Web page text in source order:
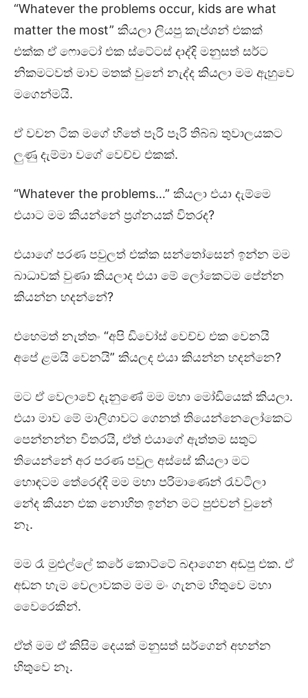
“Whatever the problems occur, kids are what
matter the most” කියලා ලියපු කැප්ශන් එකක්
එක්ක ඒ ෆොටෝ එක ස්ටේටස් දාද්දි මනුසත් සර්ට
නිකමටවත් මාව මතක් වුනේ නැද්ද කියලා මම ඇහුවෙ
මගෙන්මයි.
ඒ වචන ටික මගේ හිතේ පෑරි පෑරි තිබ්බ තුවාලයකට
ලුණු දැම්මා වගේ වෙච්ච එකක්.
“Whatever the problems…” කියලා එයා දැම්මෙ
එයාට මම කියන්නේ ප්‍රශ්නයක් විතරද?
එයාගේ පරණ පවුලත් එක්ක සන්තෝසෙන් ඉන්න මම
බාධාවක් වුණා කියලාද එයා මේ ලෝකෙටම පේන්න
කියන්න හදන්නේ?
එහෙමත් නැත්තං “අපි ඩිවෝස් වෙච්ච එක වෙනයි
අපේ ළමයි වෙනයි” කියලද එයා කියන්න හදන්නෙ?
මට ඒ වෙලාවේ දැනුණේ මම මහා මෝඩියෙක් කියලා.
එයා මාව මේ මාලිගාවට ගෙනත් තියෙන්නෙලෝකෙට
පෙන්නන්න විතරයි, ඒත් එයාගේ ඇත්තම සතුට
තියෙන්නේ අර පරණ පවුල අස්සේ කියලා මට
හොඳටම තේරෙද්දි මම මහා පරිමාණෙන් රැවටිලා
නේද කියන එක නොහිත ඉන්න මට පුළුවන් වුනේ
නෑ.
මම රෑ මුළුල්ලේ කරේ කොට්ටේ බදාගෙන අඬපු එක. ඒ
අඬන හැම වෙලාවකම මම මං ගැනම හිතුවෙ මහා
වෛරෙකින්.
ඒත් මම ඒ කිසිම දෙයක් මනුසත් සර්ගෙන් අහන්න
හිතුවෙ නෑ.